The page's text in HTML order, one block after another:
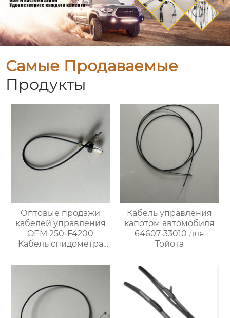
Самые Продаваемые
Продукты
Оптовые продажи
кабелей управления
OEM 250-F4200
Кабель спидометра
Кабель управления
капотом автомобиля
64607-33010 для
Тойота